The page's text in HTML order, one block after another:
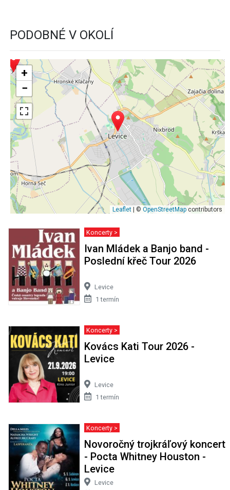
PODOBNÉ V OKOLÍ
+
−
Leaflet | © OpenStreetMap contributors
Koncerty >
Ivan Mládek a Banjo band -
Poslední křeč Tour 2026
Levice
1 termín
Koncerty >
Kovács Kati Tour 2026 -
Levice
Levice
1 termín
Koncerty >
Novoročný trojkráľový koncert
- Pocta Whitney Houston -
Levice
Levice